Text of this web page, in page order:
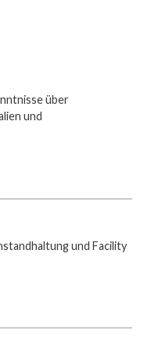
über
und
und Facility